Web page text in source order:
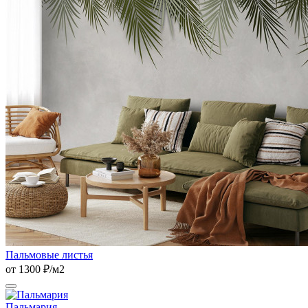
Пальмовые листья
от 1300 ₽/м2